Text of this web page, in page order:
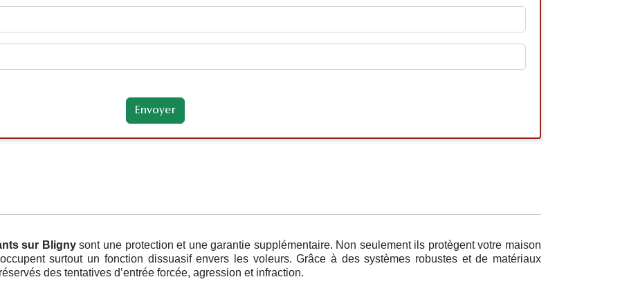
sur Blignysont une protection et une garantie supplémentaire. Non seulement ils protègent votre maison
surtout un fonction dissuasif envers les voleurs. Grâce à des systèmes robustes et de matériaux
des tentatives d’entrée forcée, agression et infraction.